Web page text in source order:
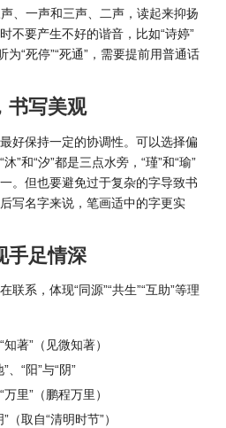
、一声和三声、二声，读起来抑扬
不要产生不好的谐音，比如“诗婷”
为“死停”“死通”，需要提前用普通话
书写美观
好保持一定的协调性。可以选择偏
”和“汐”都是三点水旁，“瑾”和“瑜”
。但也要避免过于复杂的字导致书
写名字来说，笔画适中的字更实
手足情深
系，体现“同源”“共生”“互助”等理
知著”（见微知著）
”、“阳”与“阴”
万里”（鹏程万里）
”（取自“清明时节”）